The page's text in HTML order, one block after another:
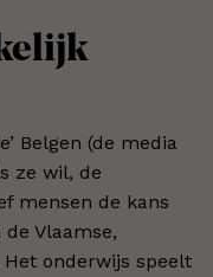
Belgen (de media
ze wil, de
mensen de kans
Vlaamse,
Het onderwijs speelt